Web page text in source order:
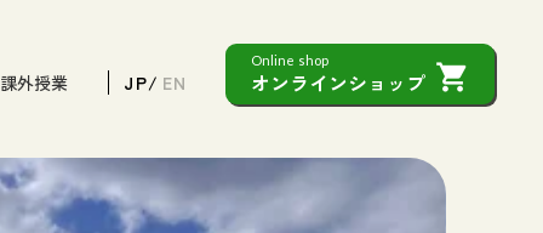
外授業 JP/ EN
Online shop
オンラインショップ shopping_cart